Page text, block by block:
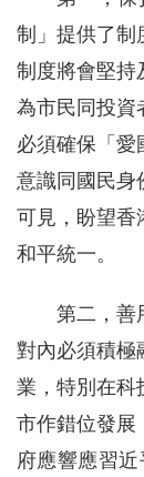
制」提供了制
制度將會堅持
為市民同投資
必須確保「愛
意識同國民身
可見，盼望香
和平統一。
第二，善
對內必須積極
業，特別在科
市作錯位發展
府應響應習